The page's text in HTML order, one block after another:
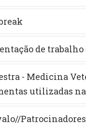
de
- Medicina
utilizadas na